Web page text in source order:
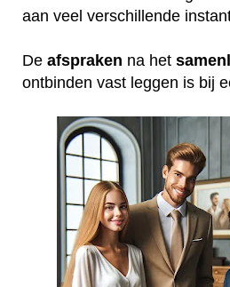
aan veel verschillende
De afspraken na het
ontbinden vast leggen is bij